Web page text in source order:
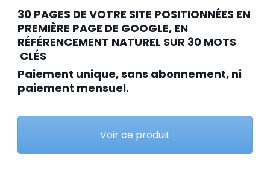
30 PAGES DE VOTRE SITE POSITIONNÉES EN
PREMIÈRE PAGE DE GOOGLE, EN
RÉFÉRENCEMENT NATUREL SUR 30 MOTS
CLÉS
Paiement unique, sans abonnement, ni
paiement mensuel.
Voir ce produit